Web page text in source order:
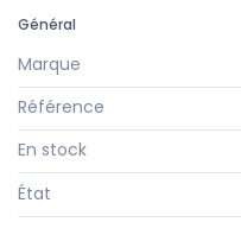
Général
Marque
Référence
En stock
État